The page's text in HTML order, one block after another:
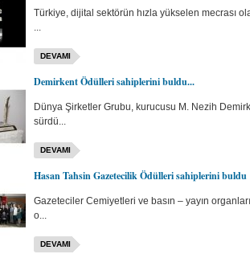
Türkiye, dijital sektörün hızla yükselen mecrası
...
DEVAMI
Demirkent Ödülleri sahiplerini buldu...
Dünya Şirketler Grubu, kurucusu M. Nezih
sürdü...
DEVAMI
Hasan Tahsin Gazetecilik Ödülleri sahiplerini buldu
Gazeteciler Cemiyetleri ve basın – yayın
o...
DEVAMI